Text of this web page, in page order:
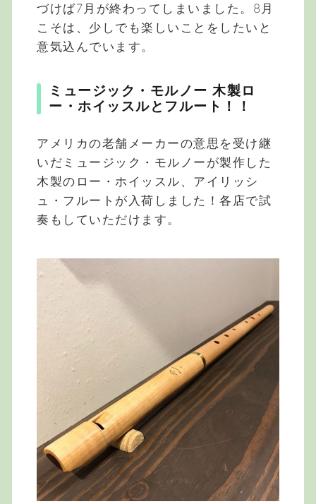
づけば7月が終わってしまいました。8月
こそは、少しでも楽しいことをしたいと
意気込んでいます。
ミュージック・モルノー 木製ロ
ー・ホイッスルとフルート！！
アメリカの老舗メーカーの意思を受け継
いだミュージック・モルノーが製作した
木製のロー・ホイッスル、アイリッシ
ュ・フルートが入荷しました！各店で試
奏もしていただけます。